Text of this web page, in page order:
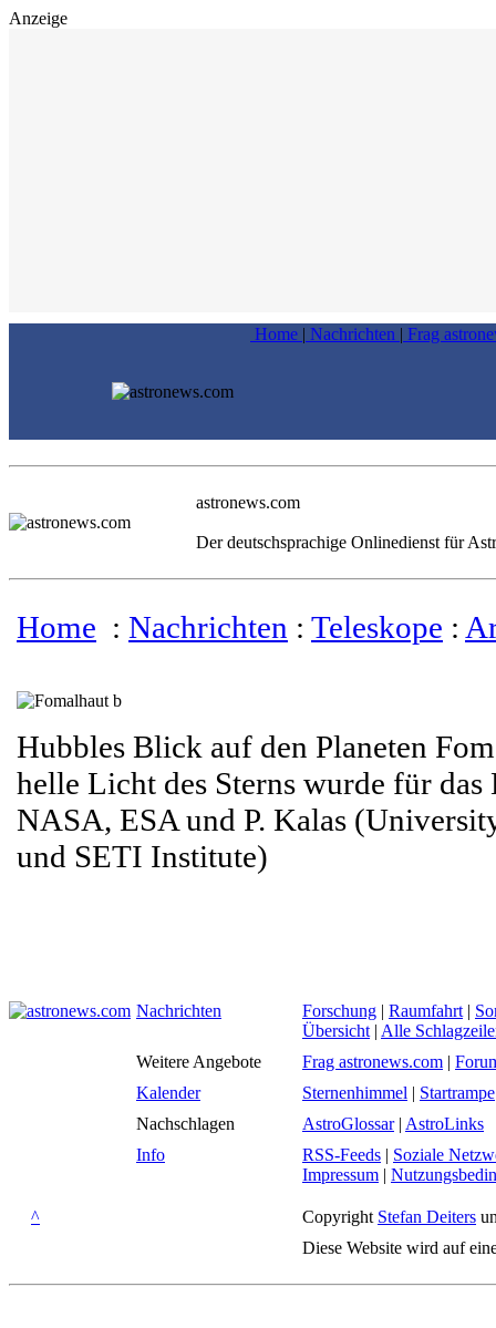
Anzeige
Home | Nachrichten | Frag
astronews.com
Der deutschsprachige Onlinedienst für
Home : Nachrichten : Teleskope :
Hubbles Blick auf den Planeten
helle Licht des Sterns wurde für
NASA, ESA und P. Kalas
und SETI Institute)
Nachrichten Forschung | Raumfahrt |
Übersicht | Alle
Weitere Angebote
Frag astronews.com |
Kalender
Sternenhimmel | Startrampe
Nachschlagen
AstroGlossar| AstroLinks
Info
RSS-Feeds | Soziale
Impressum |
^ Copyright Stefan Deiters
Diese Website wird auf